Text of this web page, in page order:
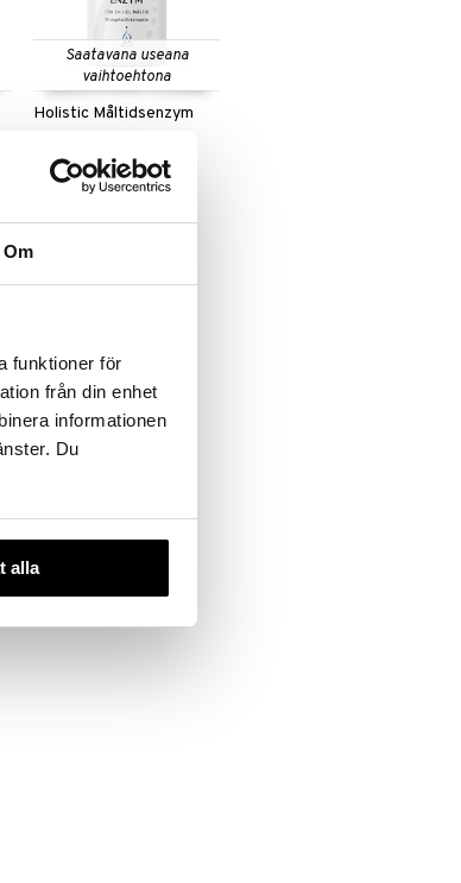
Om
funktioner för
från din enhet
informationen
Du
alla
Saatavana useana
vaihtoehtona
Holistic Måltidsenzym
HOLISTIC
28,90 €